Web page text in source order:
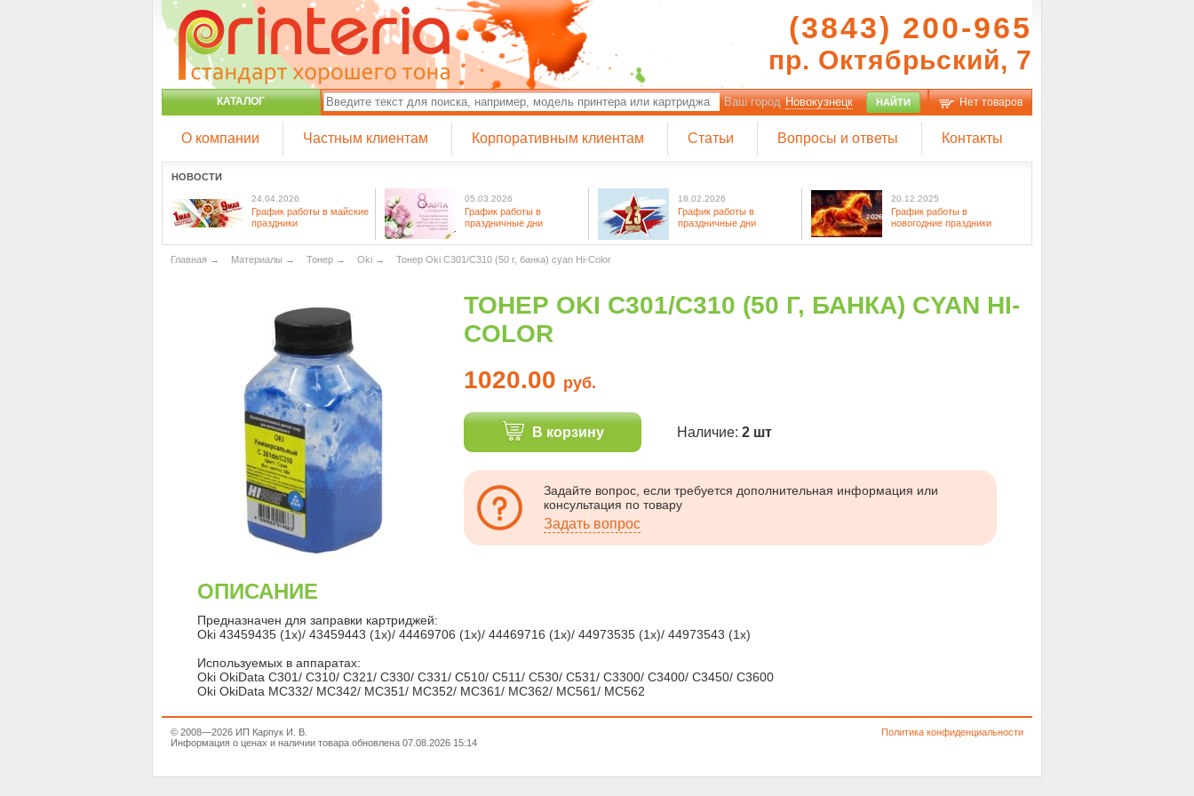
(3843) 200-965
пр. Октябрьский, 7
КАТАЛОГ Ваш город Новокузнецк НАЙТИ Нет товаров
О компании Частным клиентам Корпоративным клиентам Статьи Вопросы и ответы Контакты
НОВОСТИ
24.04.2026
График работы в майские
праздники
05.03.2026
График работы в
праздничные дни
18.02.2026
График работы в
праздничные дни
20.12.2025
График работы в
новогодние праздники
Главная → Материалы → Тонер → Oki → Тонер Oki C301/C310 (50 г, банка) cyan Hi-Color
ТОНЕР OKI C301/C310 (50 Г, БАНКА) CYAN HI-
COLOR
1020.00 руб.
В корзину Наличие: 2 шт
Задайте вопрос, если требуется дополнительная информация или
консультация по товару
Задать вопрос
ОПИСАНИЕ
Предназначен для заправки картриджей:
Oki 43459435 (1x)/ 43459443 (1x)/ 44469706 (1x)/ 44469716 (1x)/ 44973535 (1x)/ 44973543 (1x)
Используемых в аппаратах:
Oki OkiData C301/ C310/ C321/ C330/ C331/ C510/ C511/ C530/ C531/ C3300/ C3400/ C3450/ C3600
Oki OkiData MC332/ MC342/ MC351/ MC352/ MC361/ MC362/ MC561/ MC562
© 2008—2026 ИП Карпук И. В.
Информация о ценах и наличии товара обновлена 07.08.2026 15:14
Политика конфиденциальности